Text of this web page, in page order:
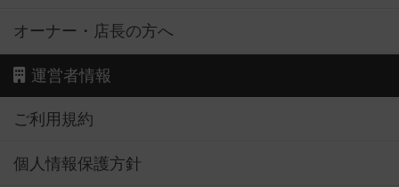
オーナー・店長の方へ
運営者情報
ご利用規約
個人情報保護方針